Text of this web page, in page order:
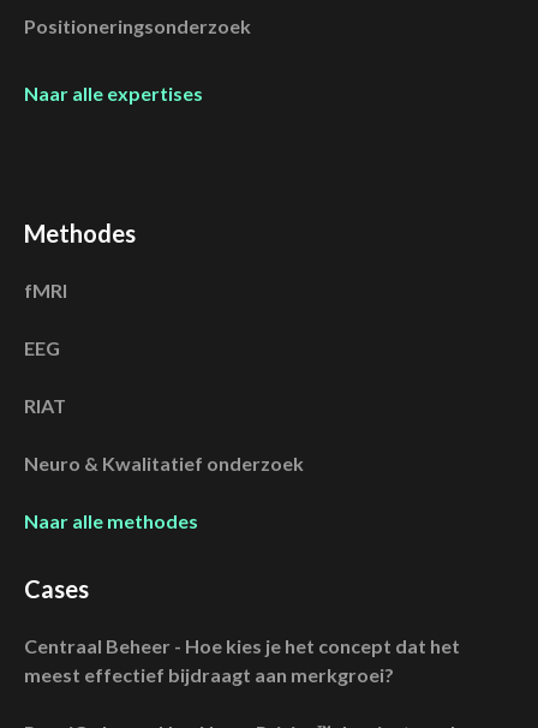
Positioneringsonderzoek
Naar alle expertises
Methodes
fMRI
EEG
RIAT
Neuro & Kwalitatief onderzoek
Naar alle methodes
Cases
Centraal Beheer - Hoe kies je het concept dat het
meest effectief bijdraagt aan merkgroei?